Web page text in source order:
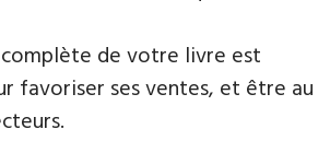
de votre livre est
favoriser ses ventes, et être au